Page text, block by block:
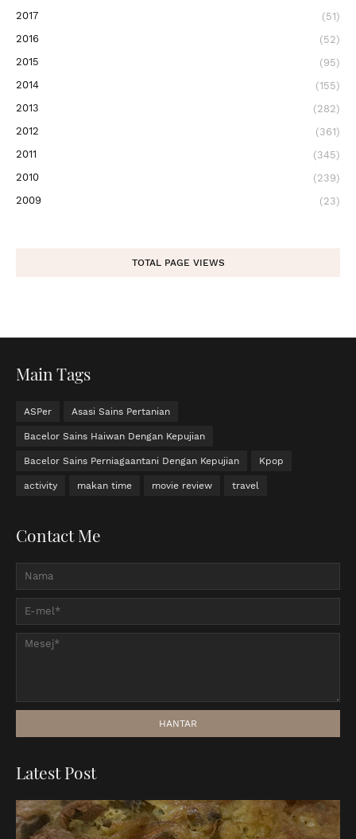
2017
(51)
2016
(52)
2015
(95)
2014
(155)
2013
(282)
2012
(361)
2011
(345)
2010
(239)
2009
(23)
TOTAL PAGE VIEWS
Main Tags
ASPer Asasi Sains Pertanian
Bacelor Sains Haiwan Dengan Kepujian
Bacelor Sains Perniagaantani Dengan Kepujian Kpop
activity makan time movie review travel
Contact Me
Latest Post